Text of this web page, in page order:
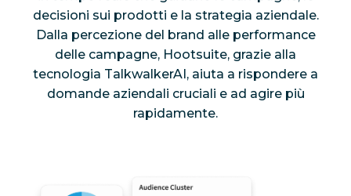
decisioni sui prodotti e la strategia aziendale.
Dalla percezione del brand alle performance
delle campagne, Hootsuite, grazie alla
tecnologia TalkwalkerAI, aiuta a rispondere a
domande aziendali cruciali e ad agire più
rapidamente.